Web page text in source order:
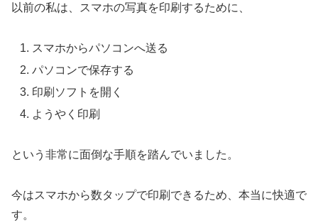
以前の私は、スマホの写真を印刷するために、
スマホからパソコンへ送る
パソコンで保存する
印刷ソフトを開く
ようやく印刷
という非常に面倒な手順を踏んでいました。
今はスマホから数タップで印刷できるため、本当に快適で
す。